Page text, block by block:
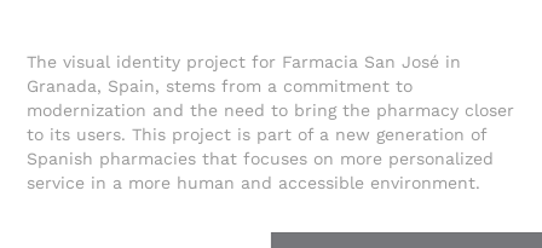
The visual identity project for Farmacia San José in
Granada, Spain, stems from a commitment to
modernization and the need to bring the pharmacy closer
to its users. This project is part of a new generation of
Spanish pharmacies that focuses on more personalized
service in a more human and accessible environment.